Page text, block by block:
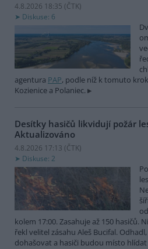
4.8.2026 18:35 (ČTK)
Diskuse: 6
agentura PAP, podle níž k tomuto
Kozienice a Polaniec.
Desítky hasičů likvidují požár
Aktualizováno
4.8.2026 17:13 (ČTK)
Diskuse: 2
kolem 17:00. Zasahuje až 150 hasičů.
řekl velitel zásahu Aleš Bucifal.
dohašovat a hasiči budou místo